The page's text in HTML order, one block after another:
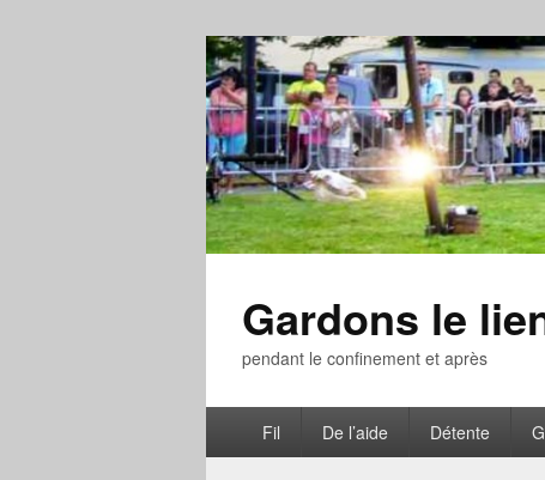
Gardons le
pendant le confinement et après
principal
Fil De l’aide Détente